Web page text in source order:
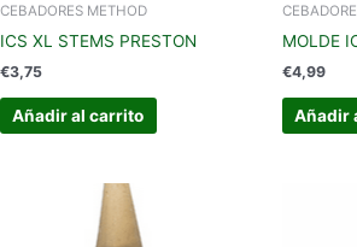
CEBADORES METHOD
ICS XL STEMS PRESTON
€3,75
Añadir al carrito
MOLDE
€4,99
Añadir